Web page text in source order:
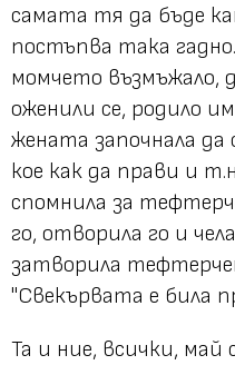
самата тя да бъде
постъпва така
момчето възмъжало,
оженили се, родило
жената започнала да
кое как да прави и
спомнила за
го, отворила го и
затворила
"Свекървата е била
Та и ние, всички, май